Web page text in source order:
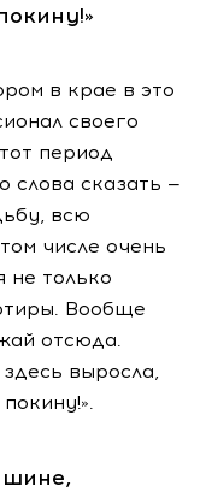
в крае в это
своего
период
слова сказать —
всю
числе очень
не только
Вообще
отсюда.
здесь выросла,